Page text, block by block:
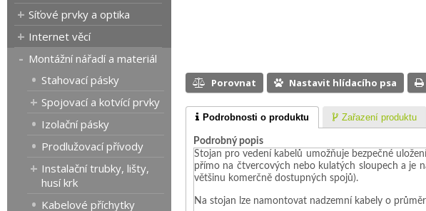
Síťové prvky a optika
Internet věcí
Montážní nářadí a materiál
Stahovací pásky
Spojovací a kotvící prvky
Izolační pásky
Prodlužovací přívody
Instalační trubky, lišty,
husí krk
Kabelové příchytky
Porovnat Nastavit hlídacího psa
Podrobnosti o produktu Zařazení produktu
Podrobný popis
Stojan pro vedení kabelů umožňuje bezpečné
přímo na čtvercových nebo kulatých sloupech a je
většinu komerčně dostupných spojů).
Na stojan lze namontovat nadzemní kabely o